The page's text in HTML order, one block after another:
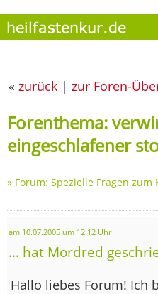
« zurück | zur Foren-
Forenthema:
eingeschlafener
» Forum: Spezielle Fragen zum
am 10.07.2005 um 12:12 Uhr
... hat Mordred
Hallo liebes Forum! Ich